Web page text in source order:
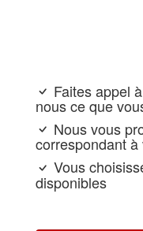
Faites appel
nous ce que
Nous vous
correspondant
Vous
disponibles